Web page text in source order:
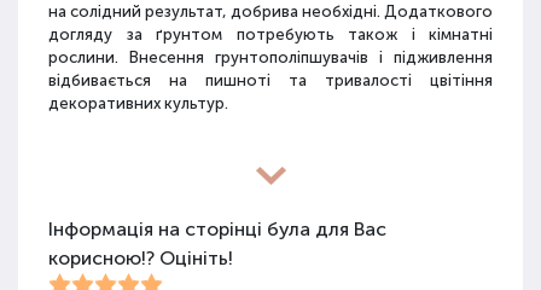
на солідний результат, добрива необхідні. Додаткового
догляду за ґрунтом потребують також і кімнатні
рослини. Внесення грунтополіпшувачів і підживлення
відбивається на пишноті та тривалості цвітіння
декоративних культур.
Різновиди засобів для покращення
Для покращення поживних якостей ґрунту
використовуються різні види засобів: мінеральні
Інформація на сторінці була для Вас
корисною!? Оцініть!